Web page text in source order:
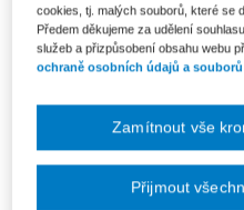
Upozorňujeme, že v období
důvodů nemůžeme
zaslány dodatečně e-
cookies, tj. malých souborů, které se
Předem děkujeme za udělení
služeb a přizpůsobení obsahu webu
ochraně osobních údajů a
Zamítnout vše
Přijmout